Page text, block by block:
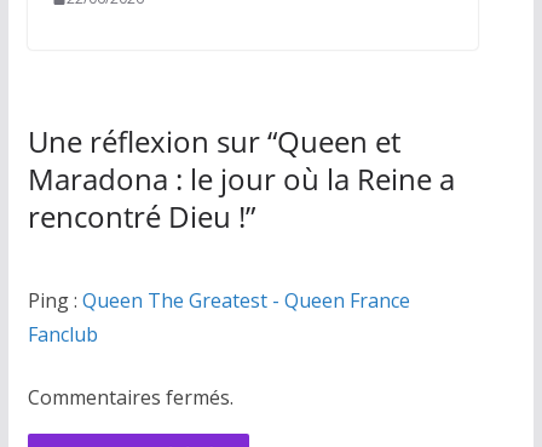
Une réflexion sur “Queen et
Maradona : le jour où la Reine a
rencontré Dieu !”
Ping : Queen The Greatest - Queen France
Fanclub
Commentaires fermés.